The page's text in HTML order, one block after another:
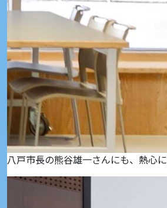
八戸市長の熊谷雄一さんにも、熱心